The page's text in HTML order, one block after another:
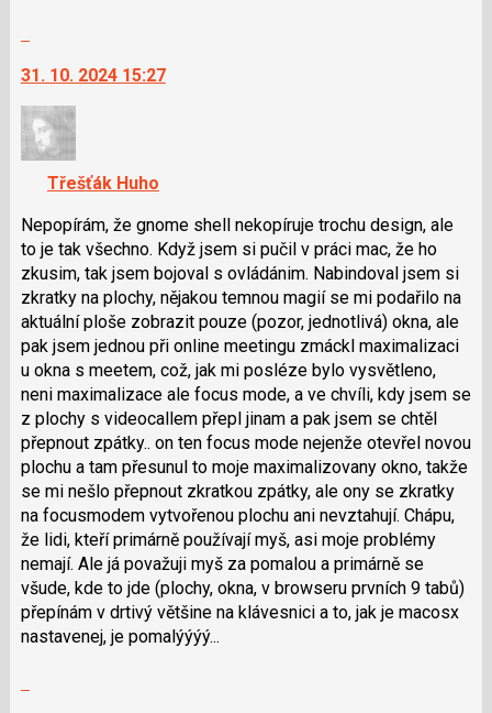
a
P
pro
předchozí
nový
další
nový
názor.
K
navigaci
lze
použít
i
klávesy
N
pro
následující
a
P
pro
předchozí
nový
názor
31. 10. 2024 15:27
Třešťák Huho
Nepopírám, že gnome shell nekopíruje trochu design, ale
to je tak všechno. Když jsem si pučil v práci mac, že ho
zkusim, tak jsem bojoval s ovládánim. Nabindoval jsem si
zkratky na plochy, nějakou temnou magií se mi podařilo na
aktuální ploše zobrazit pouze (pozor, jednotlivá) okna, ale
pak jsem jednou při online meetingu zmáckl maximalizaci
u okna s meetem, což, jak mi posléze bylo vysvětleno,
neni maximalizace ale focus mode, a ve chvíli, kdy jsem se
z plochy s videocallem přepl jinam a pak jsem se chtěl
přepnout zpátky.. on ten focus mode nejenže otevřel novou
plochu a tam přesunul to moje maximalizovany okno, takže
se mi nešlo přepnout zkratkou zpátky, ale ony se zkratky
na focusmodem vytvořenou plochu ani nevztahují. Chápu,
že lidi, kteří primárně používají myš, asi moje problémy
nemají. Ale já považuji myš za pomalou a primárně se
všude, kde to jde (plochy, okna, v browseru prvních 9 tabů)
přepínám v drtivý většine na klávesnici a to, jak je macosx
nastavenej, je pomalýýýý...